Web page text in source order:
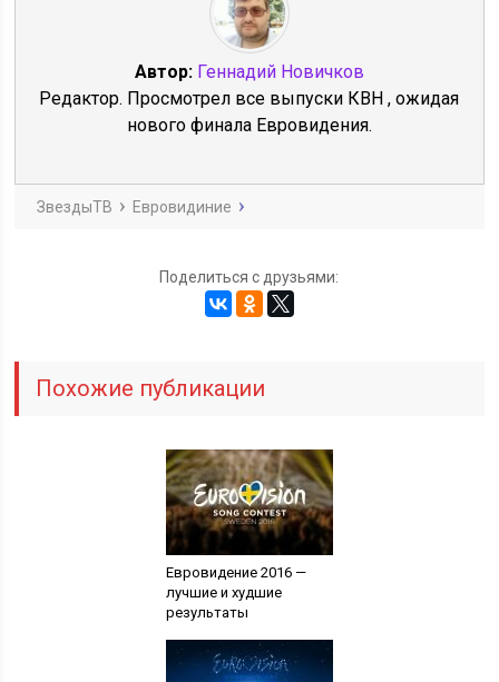
Автор: Геннадий Новичков
Редактор. Просмотрел все выпуски КВН , ожидая
нового финала Евровидения.
ЗвездыТВ Евровидиние
Поделиться с друзьями:
Похожие публикации
Евровидение 2016 —
лучшие и худшие
результаты